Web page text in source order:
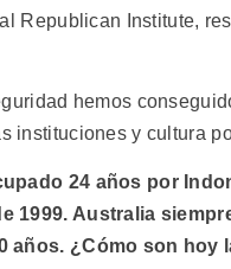
Republican Institute,
hemos
instituciones y cultura
24 años por
1999. Australia
años. ¿Cómo son hoy